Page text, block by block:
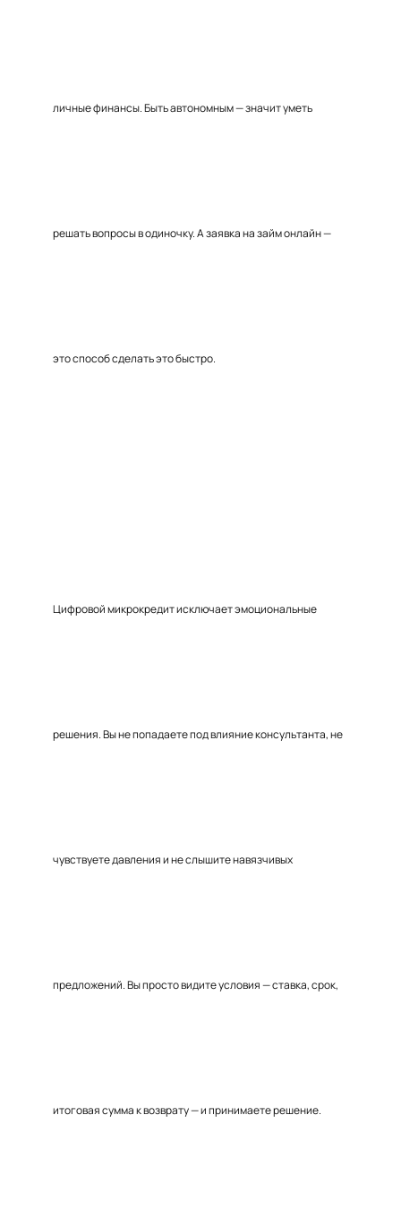
личные финансы. Быть автономным — значит уметь
решать вопросы в одиночку. А заявка на займ онлайн —
это способ сделать это быстро.
Цифровой микрокредит исключает эмоциональные
решения. Вы не попадаете под влияние консультанта, не
чувствуете давления и не слышите навязчивых
предложений. Вы просто видите условия — ставка, срок,
итоговая сумма к возврату — и принимаете решение.